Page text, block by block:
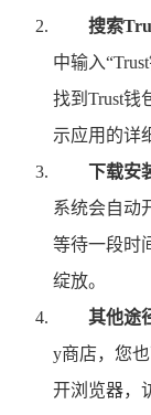
搜索
中输入
找到Trust钱
示应用的详
下载安
系统会自动
等待一段时
绽放。
其他途
y商店，您
开浏览器，